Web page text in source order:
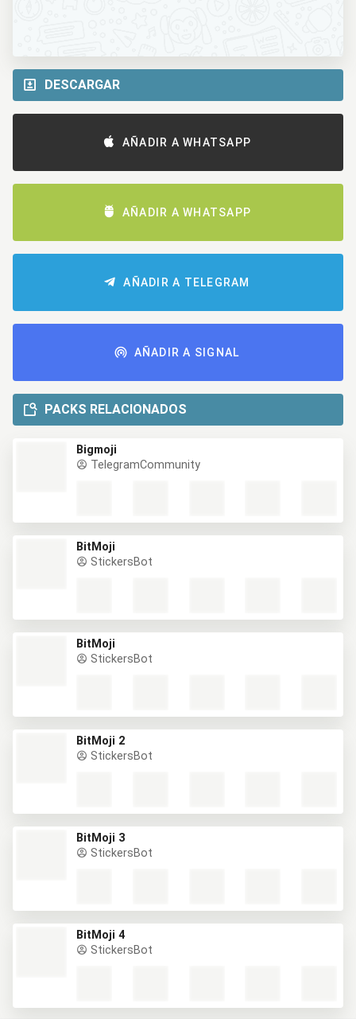
DESCARGAR
AÑADIR A WHATSAPP
AÑADIR A WHATSAPP
AÑADIR A TELEGRAM
AÑADIR A SIGNAL
PACKS RELACIONADOS
Bigmoji
TelegramCommunity
BitMoji
StickersBot
BitMoji
StickersBot
BitMoji 2
StickersBot
BitMoji 3
StickersBot
BitMoji 4
StickersBot